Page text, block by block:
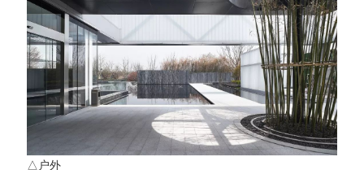
△户外